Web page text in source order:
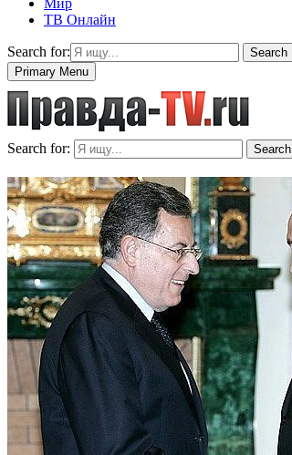
Мир
ТВ Онлайн
Search for:
Search
Primary Menu
Search for: Search